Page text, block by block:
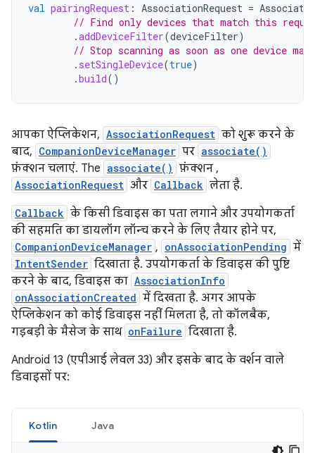
val pairingRequest : AssociationRequest =
// Find only devices that match this
.addDeviceFilter(deviceFilter)
// Stop scanning as soon as one device
. setSingleDevice(true)
.build()
आपका ऐप्लिकेशन, AssociationRequest को शुरू करने के
बाद, CompanionDeviceManager पर associate()
फ़ंक्शन चलाएं. The associate() फ़ंक्शन ,
AssociationRequest और Callback लेता है.
Callback के किसी डिवाइस का पता लगाने और उपयोगकर्ता
की सहमति का डायलॉग लॉन्च करने के लिए तैयार होने पर,
CompanionDeviceManager , onAssociationPending में
IntentSender दिखाता है. उपयोगकर्ता के डिवाइस की पुष्टि
करने के बाद, डिवाइस का AssociationInfo
onAssociationCreated में दिखता है. अगर आपके
ऐप्लिकेशन को कोई डिवाइस नहीं मिलता है, तो कॉलबैक,
गड़बड़ी के मैसेज के साथ onFailure दिखाता है.
Android 13 (एपीआई लेवल 33) और इसके बाद के वर्शन वाले
डिवाइसों पर:
Kotlin Java